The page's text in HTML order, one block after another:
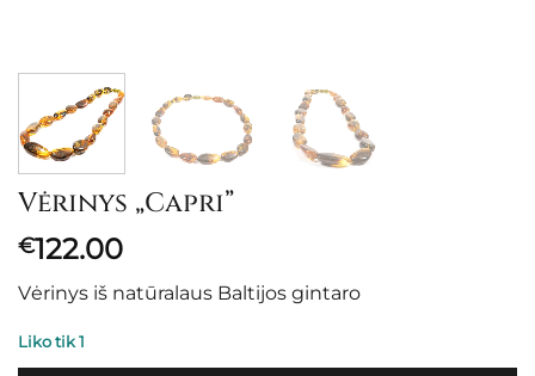
Vėrinys „Capri”
€122.00
Vėrinys iš natūralaus Baltijos gintaro
Liko tik 1